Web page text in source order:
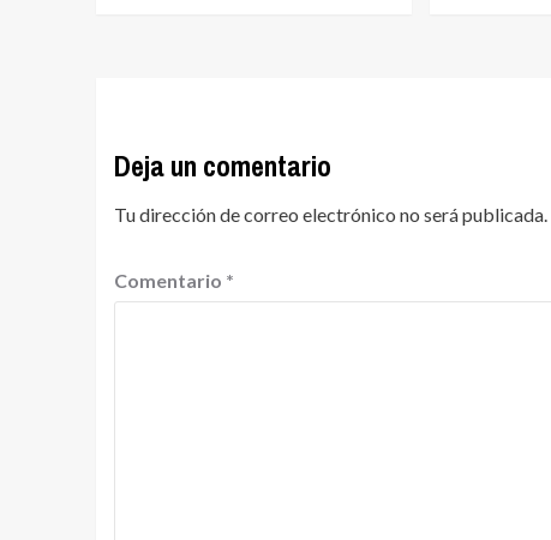
Deja un comentario
Tu dirección de correo electrónico no será publicada.
Comentario *